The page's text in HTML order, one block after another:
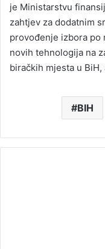
je Ministarstvu
zahtjev za dodatnim
provođenje izbora po
novih tehnologija na
biračkih mjesta u
BIH